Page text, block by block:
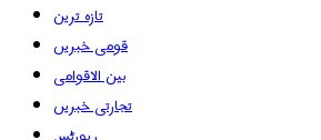
تازہ ترین
قومی خبریں
بین الاقوامی
تجارتی خبریں